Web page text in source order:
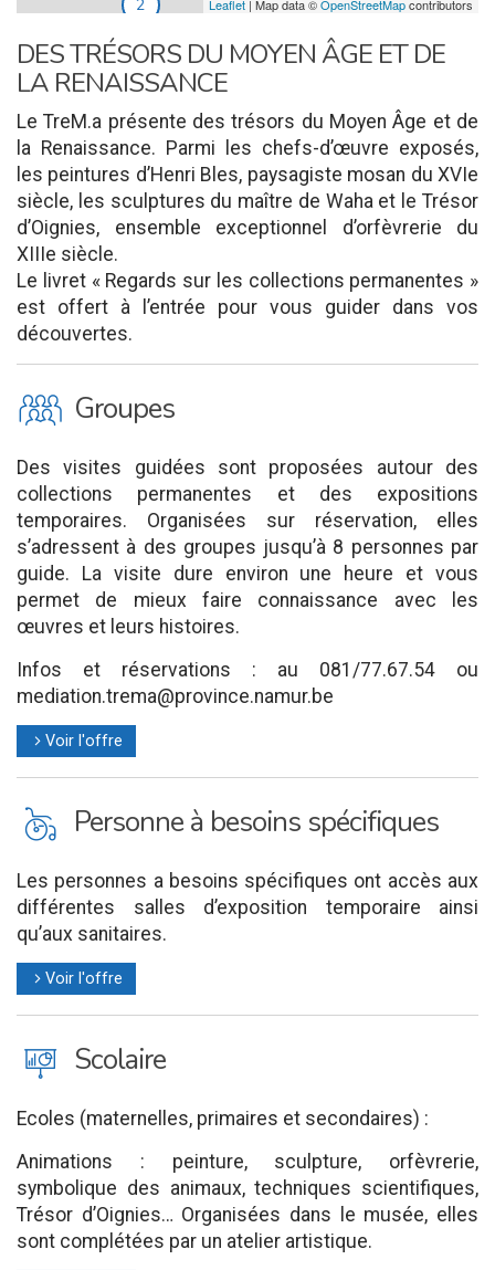
2 Leaflet | Map data ©OpenStreetMapcontributors
DES TRÉSORS DU MOYEN ÂGE ET DE
LA RENAISSANCE
Le TreM.a présente des trésors du Moyen Âge et de
la Renaissance. Parmi les chefs-d’œuvre exposés,
les peintures d’Henri Bles, paysagiste mosan du XVIe
siècle, les sculptures du maître de Waha et le Trésor
d’Oignies, ensemble exceptionnel d’orfèvrerie du
XIIIe siècle.
Le livret « Regards sur les collections permanentes »
est offert à l’entrée pour vous guider dans vos
découvertes.
O Groupes
Des visites guidées sont proposées autour des
collections permanentes et des expositions
temporaires. Organisées sur réservation, elles
s’adressent à des groupes jusqu’à 8 personnes par
guide. La visite dure environ une heure et vous
permet de mieux faire connaissance avec les
œuvres et leurs histoires.
Infos et réservations : au 081/77.67.54 ou
mediation.trema@province.namur.be
l Voir l'offre
L Personne à besoins spécifiques
Les personnes a besoins spécifiques ont accès aux
différentes salles d’exposition temporaire ainsi
qu’aux sanitaires.
l Voir l'offre
J Scolaire
Ecoles (maternelles, primaires et secondaires) :
Animations : peinture, sculpture, orfèvrerie,
symbolique des animaux, techniques scientifiques,
Trésor d’Oignies… Organisées dans le musée, elles
sont complétées par un atelier artistique.